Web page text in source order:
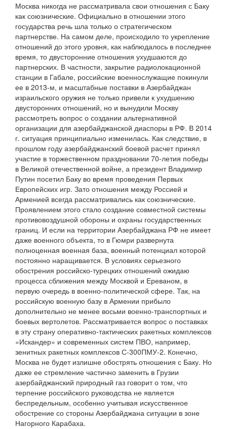
Москва никогда не рассматривала свои отношения с Баку
как союзнические. Официально в отношении этого
государства речь шла только о стратегическом
партнерстве. На самом деле, происходило то укрепление
отношений до этого уровня, как наблюдалось в последнее
время, то двусторонние отношения ухудшаются до
партнерских. В частности, закрытие радиолокационной
станции в Габале, российские военнослужащие покинули
ее в 2013-м, и масштабные поставки в Азербайджан
израильского оружия не только привели к ухудшению
двусторонних отношений, но и вынудили Москву
рассмотреть вопрос о создании альтернативной
организации для азербайджанской диаспоры в РФ. В 2014
г. ситуация принципиально изменилась. Как следствие, в
прошлом году азербайджанский боевой расчет принял
участие в торжественном праздновании 70-летия победы
в Великой отечественной войне, а президент Владимир
Путин посетил Баку во время проведения Первых
Европейских игр. Зато отношения между Россией и
Арменией всегда рассматривались как союзнические.
Проявлением этого стало создание совместной системы
противовоздушной обороны и охраны государственных
границ. И если на территории Азербайджана РФ не имеет
даже военного объекта, то в Гюмри развернута
полноценная военная база, военный потенциал которой
постоянно наращивается. В условиях серьезного
обострения российско-турецких отношений ожидаю
процесса сближения между Москвой и Ереваном, в
первую очередь в военно-политической сфере. Так, на
российскую военную базу в Армении прибыло
дополнительно не менее восьми военно-транспортных и
боевых вертолетов. Рассматривается вопрос о поставках
в эту страну оперативно-тактических ракетных комплексов
«Искандер» и современных систем ПВО, например,
зенитных ракетных комплексов С-300ПМУ-2. Конечно,
Москва не будет излишне обострять отношения с Баку. Но
даже ее стремление частично заменить в Грузии
азербайджанский природный газ говорит о том, что
терпение российского руководства не является
беспредельным, особенно учитывая искусственное
обострение со стороны Азербайджана ситуации в зоне
Нагорного Карабаха.